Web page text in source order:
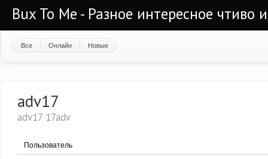
Bux To Me - Разное интересное чтиво
Все Онлайн Новые
adv17
adv17 17adv
Пользователь